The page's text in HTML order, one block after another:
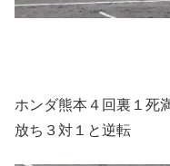
ホンダ熊本４回裏１死
放ち３対１と逆転